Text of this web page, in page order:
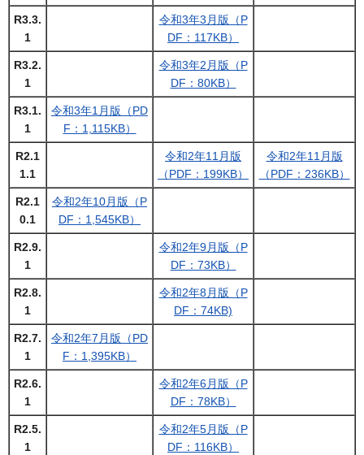
R3.3.
1
令和3年3月版（P
DF：117KB）
R3.2.
1
令和3年2月版（P
DF：80KB）
R3.1.
1
令和3年1月版（PD
F：1,115KB）
R2.1
1.1
令和2年11月版
（PDF：199KB）
令和2年11月版
（PDF：236KB）
R2.1
0.1
令和2年10月版（P
DF：1,545KB）
R2.9.
1
令和2年9月版（P
DF：73KB）
R2.8.
1
令和2年8月版（P
DF：74KB)
R2.7.
1
令和2年7月版（PD
F：1,395KB）
R2.6.
1
令和2年6月版（P
DF：78KB）
R2.5.
1
令和2年5月版（P
DF：116KB）